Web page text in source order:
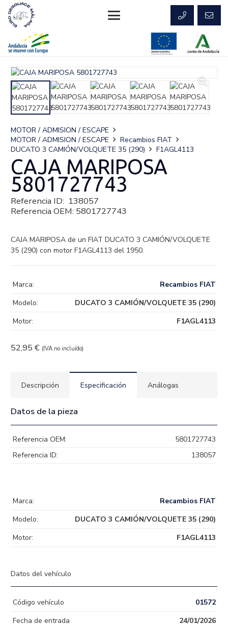
MOTOR / ADMISION / ESCAPE
MOTOR / ADMISION / ESCAPE
Recambios FIAT
DUCATO 3 CAMIÓN/VOLQUETE 35 (290)
F1AGL4113
CAJA MARIPOSA
5801727743
Referencia ID: 138057
Referencia OEM: 5801727743
CAJA MARIPOSA de un FIAT DUCATO 3 CAMIÓN/VOLQUETE
35 (290) con motor F1AGL4113 del 1950.
52,95 € (IVA no incluído)
Marca:
Recambios FIAT
Modelo:
DUCATO 3 CAMIÓN/VOLQUETE 35 (290)
Motor:
F1AGL4113
Descripción Especificación Análogas
Datos de la pieza
Referencia OEM:
5801727743
Referencia ID:
138057
Marca:
Recambios FIAT
Modelo:
DUCATO 3 CAMIÓN/VOLQUETE 35 (290)
Motor:
F1AGL4113
Datos del vehículo
Código vehículo
01572
Fecha de entrada
24/01/2026